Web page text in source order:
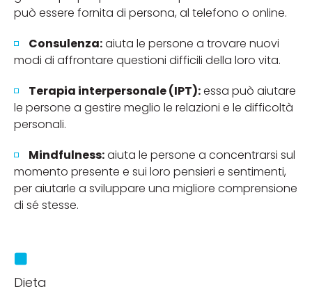
può essere fornita di persona, al telefono o online.
Consulenza:aiuta le persone a trovare nuovi
modi di affrontare questioni difficili della loro vita.
Terapia interpersonale (IPT):essa può aiutare
le persone a gestire meglio le relazioni e le difficoltà
personali.
Mindfulness:aiuta le persone a concentrarsi sul
momento presente e sui loro pensieri e sentimenti,
per aiutarle a sviluppare una migliore comprensione
di sé stesse.
Dieta